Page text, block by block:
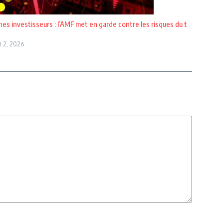
investisseurs : l’AMF met en garde contre les risques du t
2, 2026